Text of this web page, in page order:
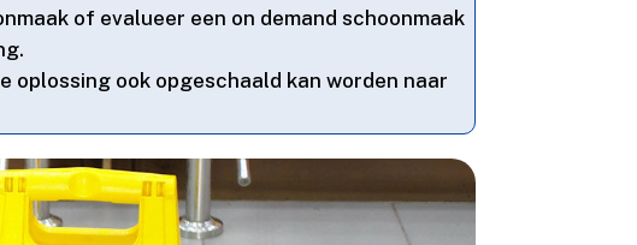
of evalueer een on demand schoonmaak
ook opgeschaald kan worden naar